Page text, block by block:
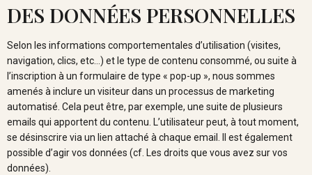
DES DONNÉES PERSONNELLES
Selon les informations comportementales d’utilisation (visites,
navigation, clics, etc…) et le type de contenu consommé, ou suite à
l’inscription à un formulaire de type « pop-up », nous sommes
amenés à inclure un visiteur dans un processus de marketing
automatisé. Cela peut être, par exemple, une suite de plusieurs
emails qui apportent du contenu. L’utilisateur peut, à tout moment,
se désinscrire via un lien attaché à chaque email. Il est également
possible d’agir vos données (cf. Les droits que vous avez sur vos
données).